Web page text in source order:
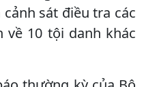
sát điều tra các
về 10 tội danh khác